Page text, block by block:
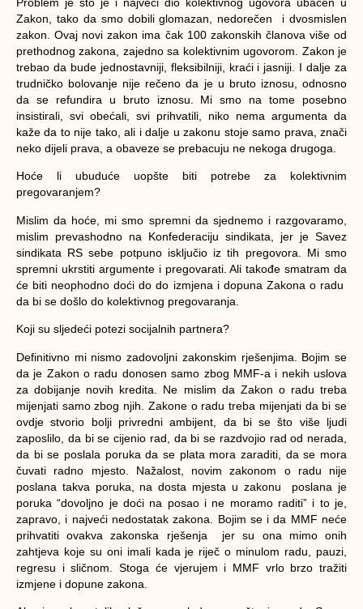
Zakon, tako da smo dobili glomazan, nedorečen i dvosmislen
zakon. Ovaj novi zakon ima čak 100 zakonskih članova više od
prethodnog zakona, zajedno sa kolektivnim ugovorom. Zakon je
trebao da bude jednostavniji, fleksibilniji, kraći i jasniji. I dalje za
trudničko bolovanje nije rečeno da je u bruto iznosu, odnosno
da se refundira u bruto iznosu. Mi smo na tome posebno
insistirali, svi obećali, svi prihvatili, niko nema argumenta da
kaže da to nije tako, ali i dalje u zakonu stoje samo prava, znači
neko dijeli prava, a obaveze se prebacuju ne nekoga drugoga.
Hoće li ubuduće uopšte biti potrebe za kolektivnim
pregovaranjem?
Mislim da hoće, mi smo spremni da sjednemo i razgovaramo,
mislim prevashodno na Konfederaciju sindikata, jer je Savez
sindikata RS sebe potpuno isključio iz tih pregovora. Mi smo
spremni ukrstiti argumente i pregovarati. Ali takođe smatram da
će biti neophodno doći do do izmjena i dopuna Zakona o radu
da bi se došlo do kolektivnog pregovaranja.
Koji su sljedeći potezi socijalnih partnera?
Definitivno mi nismo zadovoljni zakonskim rješenjima. Bojim se
da je Zakon o radu donosen samo zbog MMF-a i nekih uslova
za dobijanje novih kredita. Ne mislim da Zakon o radu treba
mijenjati samo zbog njih. Zakone o radu treba mijenjati da bi se
ovdje stvorio bolji privredni ambijent, da bi se što više ljudi
zaposlilo, da bi se cijenio rad, da bi se razdvojio rad od nerada,
da bi se poslala poruka da se plata mora zaraditi, da se mora
čuvati radno mjesto. Nažalost, novim zakonom o radu nije
poslana takva poruka, na dosta mjesta u zakonu poslana je
poruka “dovoljno je doći na posao i ne moramo raditi” i to je,
zapravo, i najveći nedostatak zakona. Bojim se i da MMF neće
prihvatiti ovakva zakonska rješenja jer su ona mimo onih
zahtjeva koje su oni imali kada je riječ o minulom radu, pauzi,
regresu i sličnom. Stoga će vjerujem i MMF vrlo brzo tražiti
izmjene i dopune zakona.